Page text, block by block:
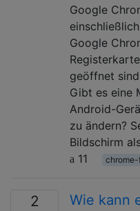
Google
Google
geöffnet
Gibt es eine
Android-
zu ändern?
Bildschirm
11
2
Wie kann